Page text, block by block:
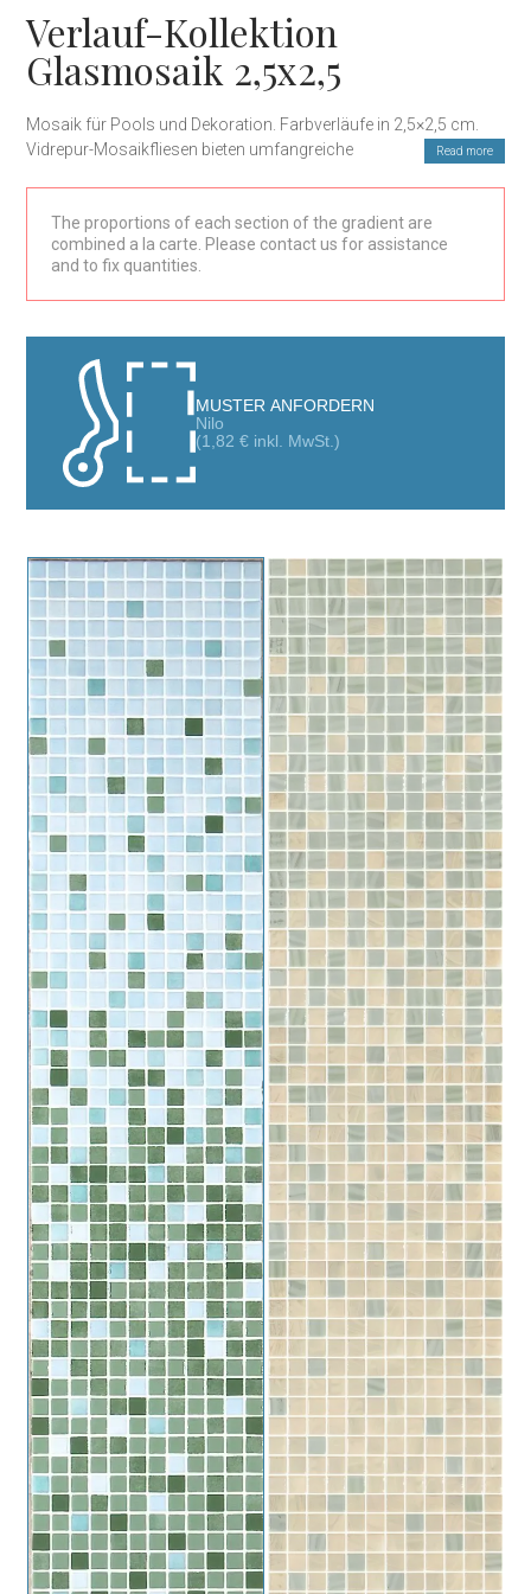
Verlauf-Kollektion
Glasmosaik 2,5x2,5
Mosaik für Pools und Dekoration. Farbverläufe in 2,5×2,5 cm.
Vidrepur-Mosaikfliesen bieten umfangreiche
Read more
The proportions of each section of the gradient are
combined a la carte. Please contact us for assistance
and to fix quantities.
MUSTER ANFORDERN
Nilo
(1,82 € inkl. MwSt.)